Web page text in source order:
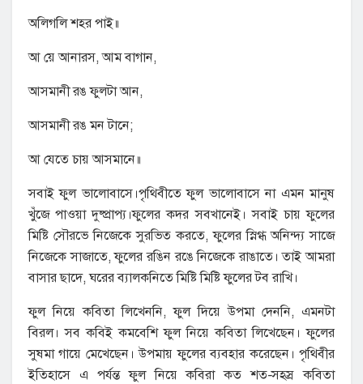
অলিগলি শহর পাই॥
আ য়ে আনারস, আম বাগান,
আসমানী রঙ ফুলটা আন,
আসমানী রঙ মন টানে;
আ যেতে চায় আসমানে॥
সবাই ফুল ভালোবাসে।পৃথিবীতে ফুল ভালোবাসে না এমন মানুষ
খুঁজে পাওয়া দুষ্প্রাপ্য।ফুলের কদর সবখানেই। সবাই চায় ফুলের
মিষ্টি সৌরভে নিজেকে সুরভিত করতে, ফুলের স্নিগ্ধ অনিন্দ্য সাজে
নিজেকে সাজাতে, ফুলের রঙিন রঙে নিজেকে রাঙাতে। তাই আমরা
বাসার ছাদে, ঘরের ব্যালকনিতে মিষ্টি মিষ্টি ফুলের টব রাখি।
ফুল নিয়ে কবিতা লিখেননি, ফুল দিয়ে উপমা দেননি, এমনটা
বিরল। সব কবিই কমবেশি ফুল নিয়ে কবিতা লিখেছেন। ফুলের
সুষমা গায়ে মেখেছেন। উপমায় ফুলের ব্যবহার করেছেন। পৃথিবীর
ইতিহাসে এ পর্যন্ত ফুল নিয়ে কবিরা কত শত-সহস্র কবিতা